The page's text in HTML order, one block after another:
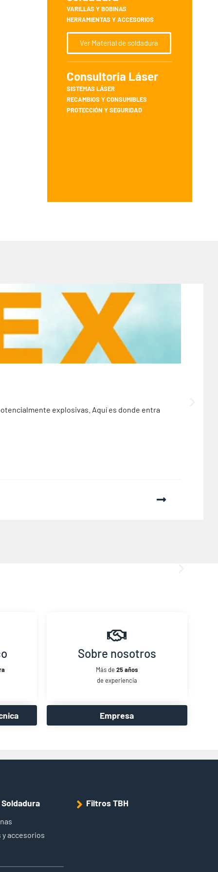
VARILLAS Y BOBINAS
HERRAMIENTAS Y ACCESORIOS
Ver Material de soldadura
Consultoría Láser
SISTEMAS LÁSER
RECAMBIOS Y CONSUMIBLES
PROTECCIÓN Y SEGURIDAD
explosivas. Aquí es donde entra
Sobre nosotros
Más de25 años
de experiencia
Empresa
accesorios
Filtros TBH